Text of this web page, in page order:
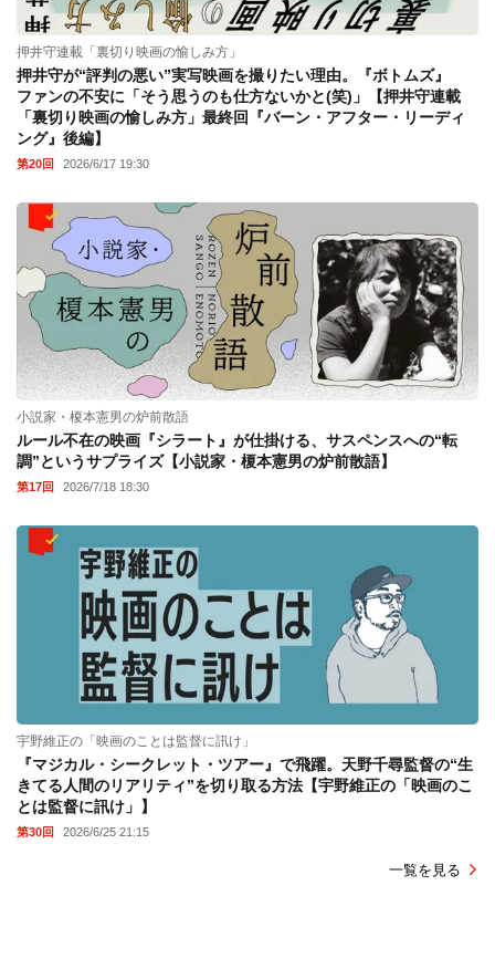
押井守連載「裏切り映画の愉しみ方」
押井守が“評判の悪い”実写映画を撮りたい理由。『ボトムズ』
ファンの不安に「そう思うのも仕方ないかと(笑)」【押井守連載
「裏切り映画の愉しみ方」最終回『バーン・アフター・リーディ
ング』後編】
第20回 2026/6/17 19:30
小説家・榎本憲男の炉前散語
ルール不在の映画『シラート』が仕掛ける、サスペンスへの“転
調”というサプライズ【小説家・榎本憲男の炉前散語】
第17回 2026/7/18 18:30
宇野維正の「映画のことは監督に訊け」
『マジカル・シークレット・ツアー』で飛躍。天野千尋監督の“生
きてる人間のリアリティ”を切り取る方法【宇野維正の「映画のこ
とは監督に訊け」】
第30回 2026/6/25 21:15
一覧を見る